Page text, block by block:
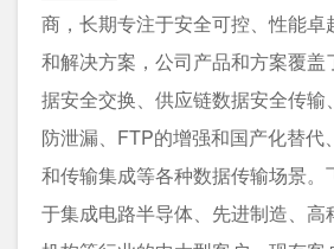
商，长期专注于安全可控、性能卓
和解决方案，公司产品和方案覆盖
据安全交换、供应链数据安全传输
防泄漏、FTP的增强和国产化替代
和传输集成等各种数据传输场景。
于集成电路半导体、先进制造、高